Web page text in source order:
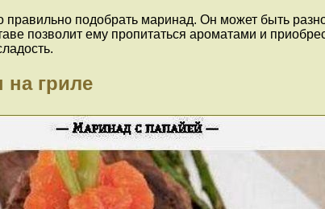
подобрать маринад. Он может быть
позволит ему пропитаться ароматами и
гриле